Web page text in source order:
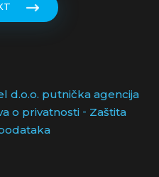
d.o.o. putnička agencija
o privatnosti- Zaštita